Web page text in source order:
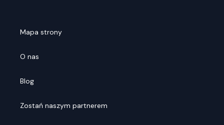
Mapa strony
O nas
Blog
Zostań naszym partnerem